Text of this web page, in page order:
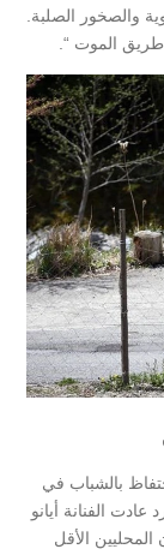
والصخور الصلبة.
بالشباب في
الفنانة أيانو
الأقل